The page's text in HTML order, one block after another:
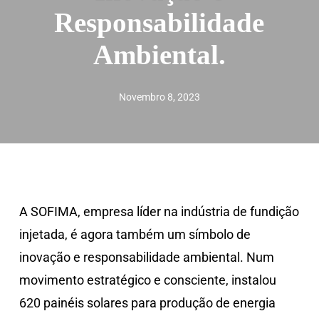
Responsabilidade
Ambiental.
Novembro 8, 2023
A SOFIMA, empresa líder na indústria de fundição
injetada, é agora também um símbolo de
inovação e responsabilidade ambiental. Num
movimento estratégico e consciente, instalou
620 painéis solares para produção de energia